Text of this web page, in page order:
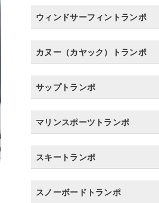
ウィンドサーフィントランポ
カヌー（カヤック）トランポ
サップトランポ
マリンスポーツトランポ
スキートランポ
スノーボードトランポ